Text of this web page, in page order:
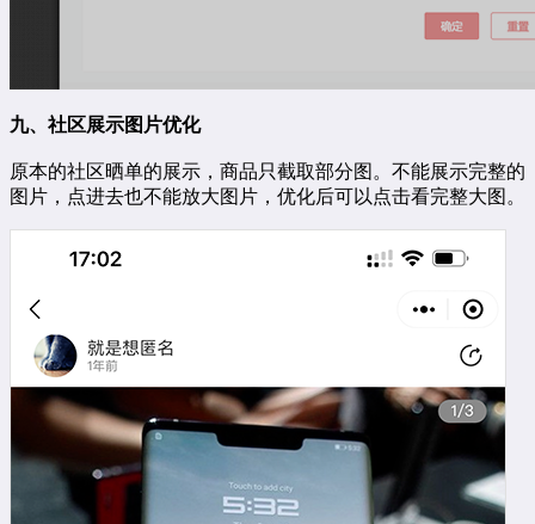
九、社区展示图片优化
原本的社区晒单的展示，商品只截取部分图。不能展示完整的
图片，点进去也不能放大图片，优化后可以点击看完整大图。